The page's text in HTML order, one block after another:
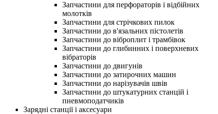
Запчастини для перфораторів і відбійних
молотків
Запчастини для стрічкових пилок
Запчастини до в'язальних пістолетів
Запчастини до віброплит і трамбівок
Запчастини до глибинних і поверхневих
вібраторів
Запчастини до двигунів
Запчастини до затирочних машин
Запчастини до нарізувачів швів
Запчастини до штукатурних станцій і
пневмоподатчиків
Зарядні станції і аксесуари